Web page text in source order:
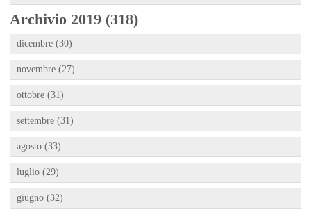
Archivio 2019 (318)
dicembre (30)
novembre (27)
ottobre (31)
settembre (31)
agosto (33)
luglio (29)
giugno (32)